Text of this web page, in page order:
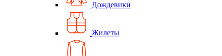
Дождевики
Жилеты